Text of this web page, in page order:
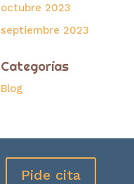
octubre 2023
septiembre 2023
Categorías
Blog
Pide cita